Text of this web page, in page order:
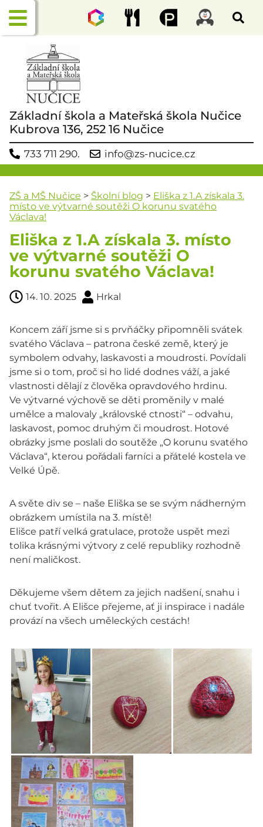
Základní škola a Mateřská škola Nučice
Kubrova 136, 252 16 Nučice
733 711 290. info@zs-nucice.cz
ZŠ a MŠ Nučice > Školní blog > Eliška z 1.A získala 3.
místo ve výtvarné soutěži O korunu svatého
Václava!
Eliška z 1.A získala 3. místo
ve výtvarné soutěži O
korunu svatého Václava!
14. 10. 2025 Hrkal
Koncem září jsme si s prvňáčky připomněli svátek
svatého Václava – patrona české země, který je
symbolem odvahy, laskavosti a moudrosti. Povídali
jsme si o tom, proč si ho lidé dodnes váží, a jaké
vlastnosti dělají z člověka opravdového hrdinu.
Ve výtvarné výchově se děti proměnily v malé
umělce a malovaly „královské ctnosti“ – odvahu,
laskavost, pomoc druhým či moudrost. Hotové
obrázky jsme poslali do soutěže „O korunu svatého
Václava“, kterou pořádali farníci a přátelé kostela ve
Velké Úpě.
A světe div se – naše Eliška se se svým nádherným
obrázkem umístila na 3. místě!
Elišce patří velká gratulace, protože uspět mezi
tolika krásnými výtvory z celé republiky rozhodně
není maličkost.
Děkujeme všem dětem za jejich nadšení, snahu i
chuť tvořit. A Elišce přejeme, ať ji inspirace i nadále
provází na všech uměleckých cestách!